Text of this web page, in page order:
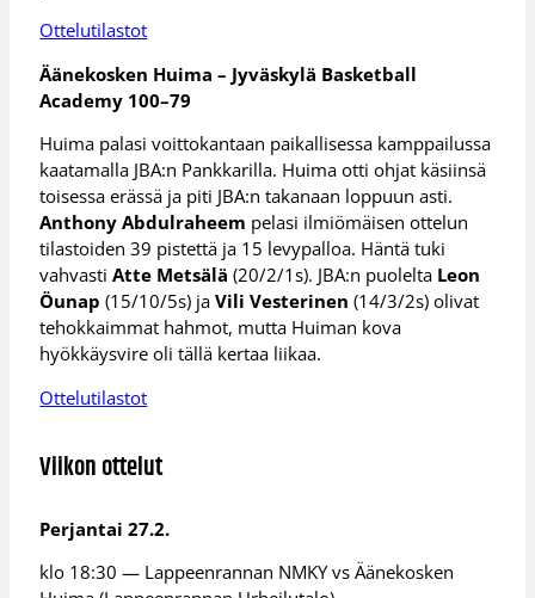
Ottelutilastot
Äänekosken Huima – Jyväskylä Basketball
Academy 100–79
Huima palasi voittokantaan paikallisessa kamppailussa
kaatamalla JBA:n Pankkarilla. Huima otti ohjat käsiinsä
toisessa erässä ja piti JBA:n takanaan loppuun asti.
Anthony Abdulraheem pelasi ilmiömäisen ottelun
tilastoiden 39 pistettä ja 15 levypalloa. Häntä tuki
vahvastiAtte Metsälä(20/2/1s). JBA:n puolelta Leon
Öunap(15/10/5s) jaVili Vesterinen(14/3/2s) olivat
tehokkaimmat hahmot, mutta Huiman kova
hyökkäysvire oli tällä kertaa liikaa.
Ottelutilastot
Viikon ottelut
Perjantai 27.2.
klo 18:30 — Lappeenrannan NMKY vs Äänekosken